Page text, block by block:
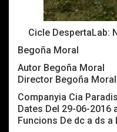
Cicle DespertaLab:
Begoña Moral
Autor Begoña Moral
Director Begoña Moral
Companyia Cia
Dates Del 29-06-2016
Funcions De dc a ds a